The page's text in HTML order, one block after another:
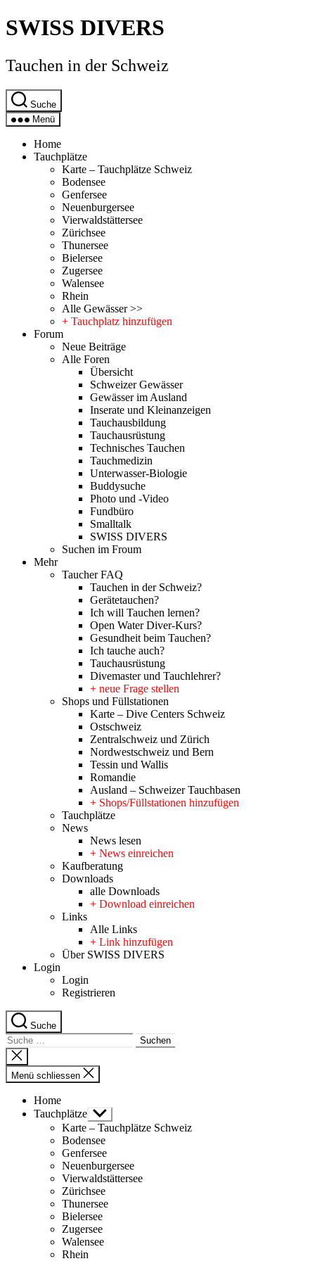
Direkt
zum
wechseln
SWISS DIVERS
Tauchen in der Schweiz
Suche
Menü
Home
Tauchplätze
Karte – Tauchplätze Schweiz
Bodensee
Genfersee
Neuenburgersee
Vierwaldstättersee
Zürichsee
Thunersee
Bielersee
Zugersee
Walensee
Rhein
Alle Gewässer >>
+ Tauchplatz hinzufügen
Forum
Neue Beiträge
Alle Foren
Übersicht
Schweizer Gewässer
Gewässer im Ausland
Inserate und Kleinanzeigen
Tauchausbildung
Tauchausrüstung
Technisches Tauchen
Tauchmedizin
Unterwasser-Biologie
Buddysuche
Photo und -Video
Fundbüro
Smalltalk
SWISS DIVERS
Suchen im Froum
Mehr
Taucher FAQ
Tauchen in der Schweiz?
Gerätetauchen?
Ich will Tauchen lernen?
Open Water Diver-Kurs?
Gesundheit beim Tauchen?
Ich tauche auch?
Tauchausrüstung
Divemaster und Tauchlehrer?
+ neue Frage stellen
Shops und Füllstationen
Karte – Dive Centers Schweiz
Ostschweiz
Zentralschweiz und Zürich
Nordwestschweiz und Bern
Tessin und Wallis
Romandie
Ausland – Schweizer Tauchbasen
+ Shops/Füllstationen hinzufügen
Tauchplätze
News
News lesen
+ News einreichen
Kaufberatung
Downloads
alle Downloads
+ Download einreichen
Links
Alle Links
+ Link hinzufügen
Über SWISS DIVERS
Login
Login
Registrieren
Suche
Suche
nach:
Suche
schliessen
Menü schliessen
Home
Tauchplätze Untermenü
anzeigen
Karte – Tauchplätze Schweiz
Bodensee
Genfersee
Neuenburgersee
Vierwaldstättersee
Zürichsee
Thunersee
Bielersee
Zugersee
Walensee
Rhein